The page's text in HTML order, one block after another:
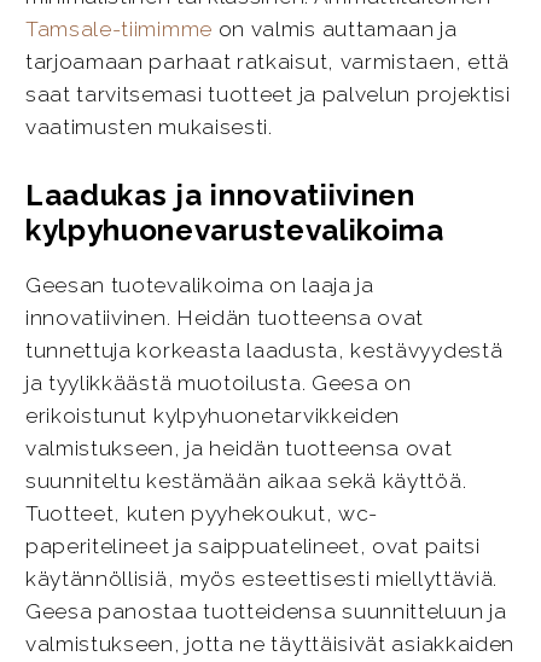
Tamsale-tiimimme on valmis auttamaan ja
tarjoamaan parhaat ratkaisut, varmistaen, että
saat tarvitsemasi tuotteet ja palvelun projektisi
vaatimusten mukaisesti.
Laadukas ja innovatiivinen
kylpyhuonevarustevalikoima
Geesan tuotevalikoima on laaja ja
innovatiivinen. Heidän tuotteensa ovat
tunnettuja korkeasta laadusta, kestävyydestä
ja tyylikkäästä muotoilusta. Geesa on
erikoistunut kylpyhuonetarvikkeiden
valmistukseen, ja heidän tuotteensa ovat
suunniteltu kestämään aikaa sekä käyttöä.
Tuotteet, kuten pyyhekoukut, wc-
paperitelineet ja saippuatelineet, ovat paitsi
käytännöllisiä, myös esteettisesti miellyttäviä.
Geesa panostaa tuotteidensa suunnitteluun ja
valmistukseen, jotta ne täyttäisivät asiakkaiden